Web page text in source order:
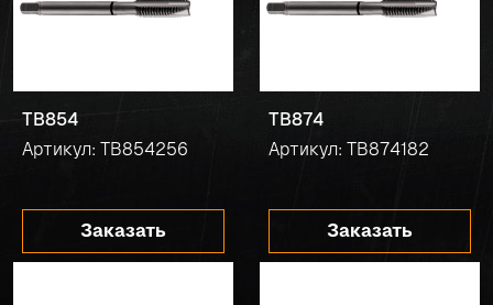
TB854
Артикул: TB854256
Заказать
TB874
Артикул: TB874182
Заказать